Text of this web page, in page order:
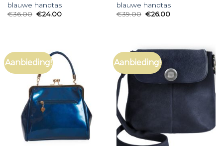
blauwe handtas
€36.00 €24.00
blauwe handtas
€39.00 €26.00
Aanbieding! Aanbieding!